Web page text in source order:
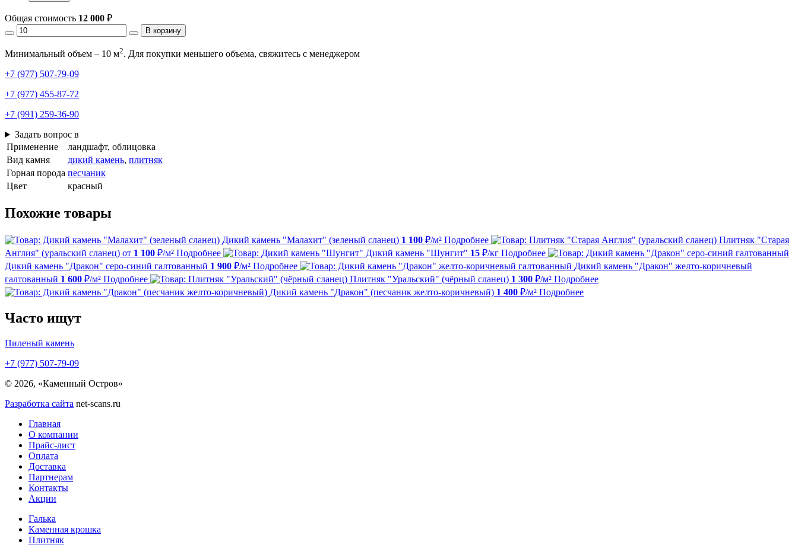
Общая стоимость 12 000 ₽
В корзину
Минимальный объем – 10 м2. Для покупки меньшего объема, свяжитесь с менеджером
+7 (977) 507-79-09
+7 (977) 455-87-72
+7 (991) 259-36-90
Задать вопрос в
Применение
ландшафт, облицовка
Вид камня
дикий камень, плитняк
Горная порода песчаник
Цвет
красный
Похожие товары
Дикий камень "Малахит" (зеленый сланец) 1 100 ₽/м² Подробнее
Плитняк "Старая
Англия" (уральский сланец) от 1 100 ₽/м² Подробнее Дикий камень "Шунгит" 15 ₽/кг Подробнее
Дикий камень "Дракон" серо-синий галтованный 1 900 ₽/м² Подробнее
Дикий камень "Дракон" желто-коричневый
галтованный 1 600 ₽/м² Подробнее Плитняк "Уральский" (чёрный сланец) 1 300 ₽/м² Подробнее
Дикий камень "Дракон" (песчаник желто-коричневый) 1 400 ₽/м² Подробнее
Часто ищут
Пиленый камень
+7 (977) 507-79-09
© 2026, «Каменный Остров»
Разработка сайта net-scans.ru
Главная
О компании
Прайс-лист
Оплата
Доставка
Партнерам
Контакты
Акции
Галька
Каменная крошка
Плитняк